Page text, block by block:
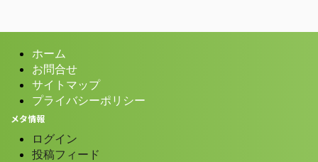
ホーム
お問合せ
サイトマップ
プライバシーポリシー
メタ情報
ログイン
投稿フィード